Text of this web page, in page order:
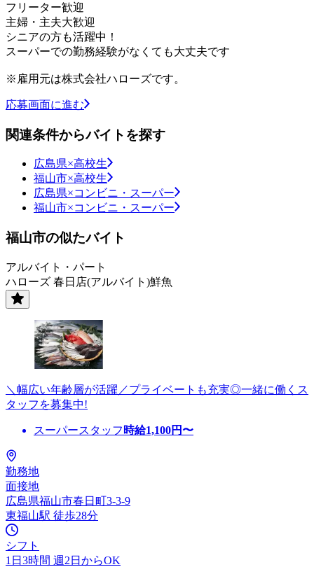
フリーター歓迎
主婦・主夫大歓迎
シニアの方も活躍中！
スーパーでの勤務経験がなくても大丈夫です
※雇用元は株式会社ハローズです。
応募画面に進む
関連条件からバイトを探す
広島県×高校生
福山市×高校生
広島県×コンビニ・スーパー
福山市×コンビニ・スーパー
福山市の似たバイト
アルバイト・パート
ハローズ 春日店(アルバイト)鮮魚
＼幅広い年齢層が活躍／プライベートも充実◎一緒に働くス
タッフを募集中!
スーパースタッフ 時給1,100円〜
勤務地
面接地
広島県福山市春日町3-3-9
東福山駅 徒歩28分
シフト
1日3時間 週2日からOK